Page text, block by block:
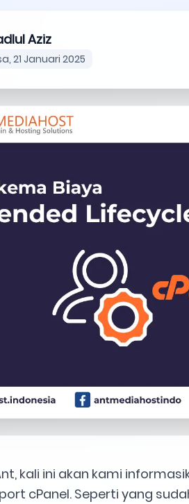
Aziz
21 Januari 2025
kali ini akan kami
cPanel. Seperti yang